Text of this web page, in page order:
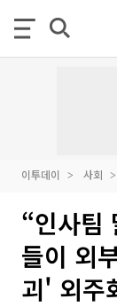
이투데이 사회
“인사팀
들이 외
괴' 외주